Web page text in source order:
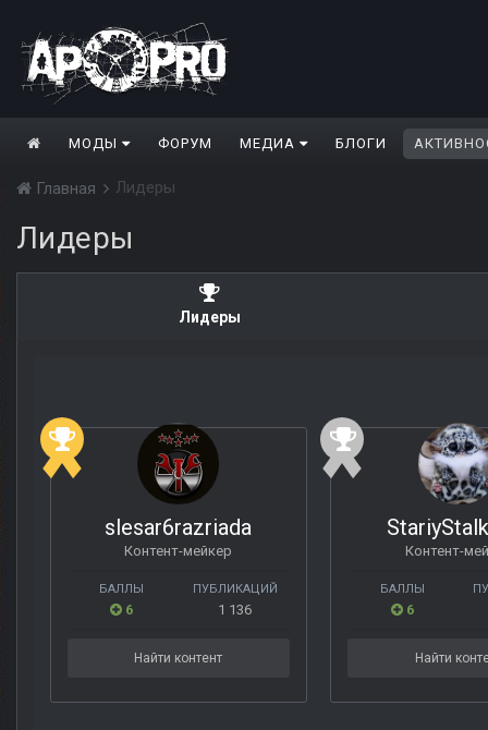
МОДЫ ФОРУМ МЕДИА БЛОГИ
Главная Лидеры
Лидеры
Лидеры
slesar6razriada
Контент-мейкер
БАЛЛЫ
6
ПУБЛИКАЦИЙ
1 136
Найти контент
Контент-
БАЛЛЫ
6
Найти